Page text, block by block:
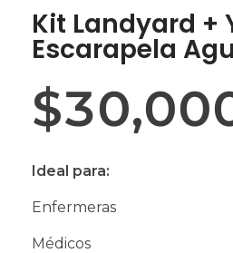
Kit Landyard +
Escarapela
$
Ideal para:
Enfermeras
Médicos